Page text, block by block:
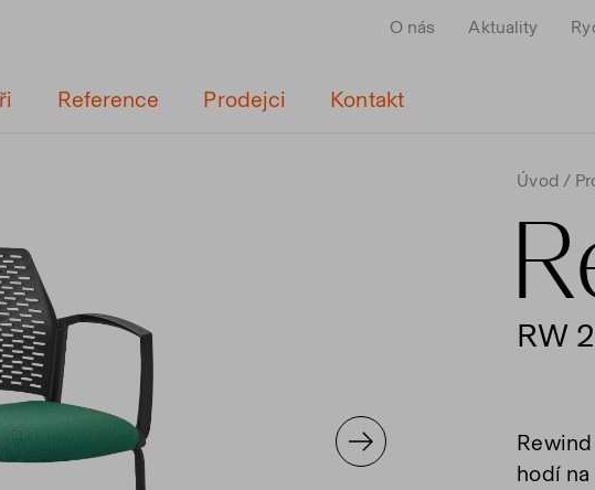
O nás Aktuality
Reference Prodejci Kontakt
Úvod
RW
hodí